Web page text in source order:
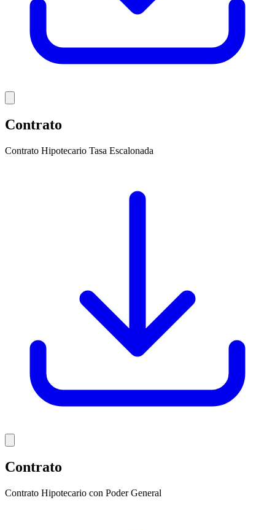
Contrato
Contrato Hipotecario Tasa Escalonada
Contrato
Contrato Hipotecario con Poder General